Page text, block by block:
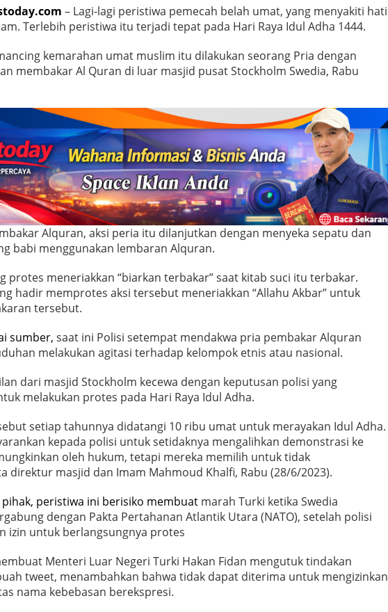
a
r
n
A
a
n
– Lagi-lagi peristiwa pemecah belah umat, yang menyakiti hati
Terlebih peristiwa itu terjadi tepat pada Hari Raya Idul Adha 1444.
kemarahan umat muslim itu dilakukan seorang Pria dengan
membakar Al Quran di luar masjid pusat Stockholm Swedia, Rabu
Alquran, aksi peria itu dilanjutkan dengan menyeka sepatu dan
babi menggunakan lembaran Alquran.
protes meneriakkan “biarkan terbakar” saat kitab suci itu terbakar.
hadir memprotes aksi tersebut meneriakkan “Allahu Akbar” untuk
tersebut.
sumber, saat ini Polisi setempat mendakwa pria pembakar Alquran
melakukan agitasi terhadap kelompok etnis atau nasional.
dari masjid Stockholm kecewa dengan keputusan polisi yang
melakukan protes pada Hari Raya Idul Adha.
setiap tahunnya didatangi 10 ribu umat untuk merayakan Idul Adha.
kepada polisi untuk setidaknya mengalihkan demonstrasi ke
oleh hukum, tetapi mereka memilih untuk tidak
direktur masjid dan Imam Mahmoud Khalfi, Rabu (28/6/2023).
peristiwa ini berisiko membuat marah Turki ketika Swedia
dengan Pakta Pertahanan Atlantik Utara (NATO), setelah polisi
izin untuk berlangsungnya protes
Menteri Luar Negeri Turki Hakan Fidan mengutuk tindakan
tweet, menambahkan bahwa tidak dapat diterima untuk mengizinkan
nama kebebasan berekspresi.